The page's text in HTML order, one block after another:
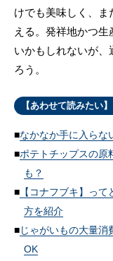
けでも美味しく、
える。発祥地かつ
いかもしれないが
ろう。
【あわせて読みたい
なかなか手に入らな
ポテトチップスの原
も？
【コナフブキ】っ
方を紹介
じゃがいもの大量消
OK